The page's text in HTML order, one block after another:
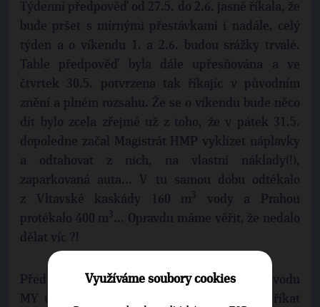
Týdenní předpověď od 27.5. do 2.6. jasně říkala, že
bude pršet s mírnými přestávkami i nadále, celý
týden a o víkendu 1. a 2.6. budou srážky trvalé.
Tahle předpověď byla dále upřesňována a ve
čtvrtek 30.5. potvrzena tak říkajíc v původním
znění a plném rozsahu. Že se o víkendu bude něco
dít bylo zcela zřejmé už z toho, že v pátek 31.5.
dopoledne začal Magistrát HMP vyklízet náplavky
a odtahovat z nich, na vlastní náklady(!),
zaparkovaná auta... V tu samou dobu odtékalo
z Vltavské kaskády 160 m 3
vody a Prahou
protékalo 400 m 3... Opravdu máme věřit, že nedalo
dělat víc ?!
Před jedenácti lety jsme si říkali, že takovou vodu
MY už nikdy neuvidíme. Budeme si to teď říkat
Využíváme soubory cookies